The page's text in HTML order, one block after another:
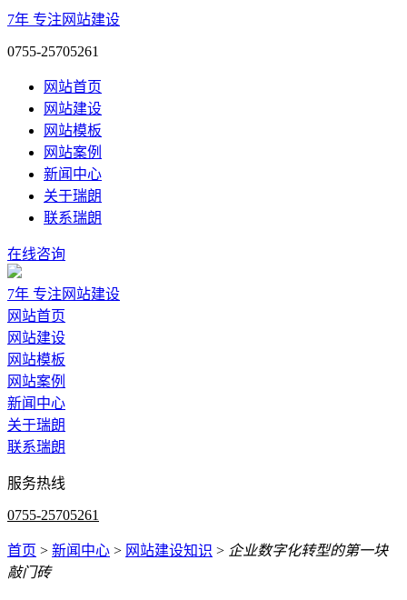
7年 专注网站建设
0755-25705261
网站首页
网站建设
网站模板
网站案例
新闻中心
关于瑞朗
联系瑞朗
在线咨询
7年 专注网站建设
网站首页
网站建设
网站模板
网站案例
新闻中心
关于瑞朗
联系瑞朗
服务热线
0755-25705261
首页 > 新闻中心 > 网站建设知识 > 企业数字化转型的第一块
敲门砖